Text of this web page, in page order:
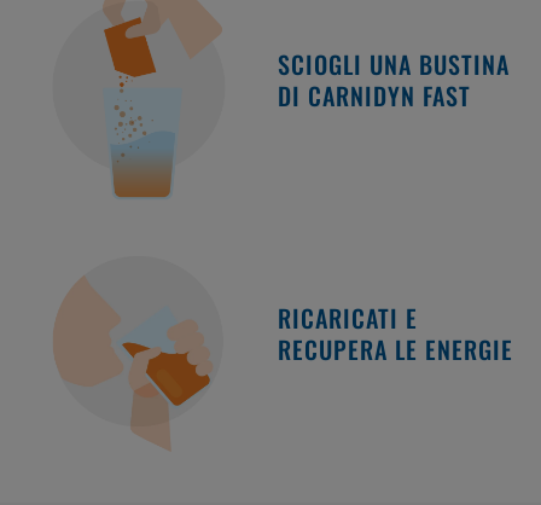
SCIOGLI UNA BUSTINA
DI CARNIDYN FAST
RICARICATI E
RECUPERA LE ENERGIE